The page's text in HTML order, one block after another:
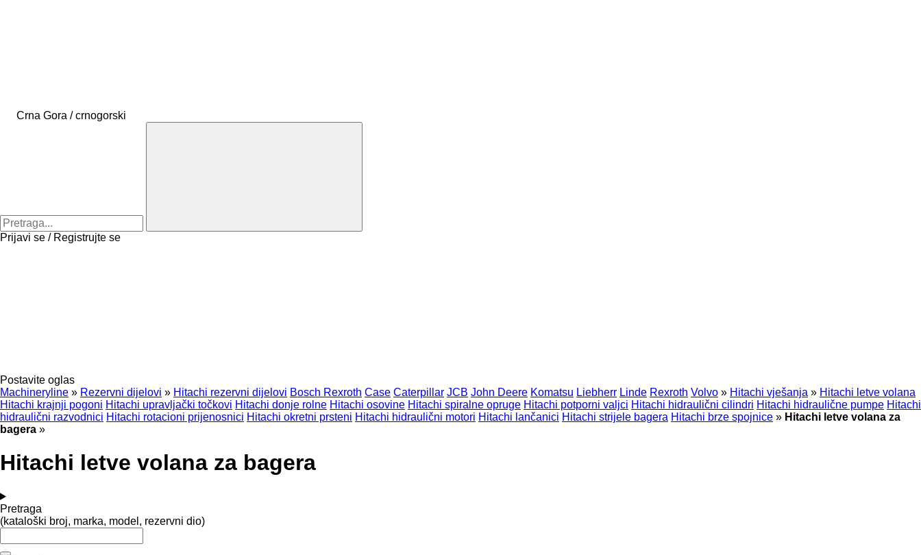
Crna Gora / crnogorski
Prijavi se / Registrujte se
Postavite oglas
Machineryline » Rezervni dijelovi » Hitachi rezervni dijelovi Bosch Rexroth Case Caterpillar JCB John Deere Komatsu Liebherr Linde Rexroth Volvo » Hitachi vješanja » Hitachi letve volana
Hitachi krajnji pogoni Hitachi upravljački točkovi Hitachi donje rolne Hitachi osovine Hitachi spiralne opruge Hitachi potporni valjci Hitachi hidraulični cilindri Hitachi hidraulične pumpe Hitachi
hidraulični razvodnici Hitachi rotacioni prijenosnici Hitachi okretni prsteni Hitachi hidraulični motori Hitachi lančanici Hitachi strijele bagera Hitachi brze spojnice » Hitachi letve volana za
bagerа »
Hitachi letve volana za bagerа
Pretraga
(kataloški broj, marka, model, rezervni dio)